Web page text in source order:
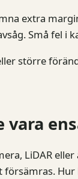
extra
Små fel i
större
vara
LiDAR